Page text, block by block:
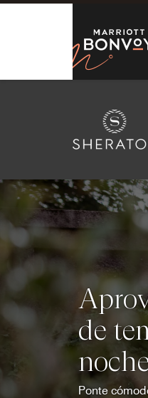
Skip to Content
de
Ponte